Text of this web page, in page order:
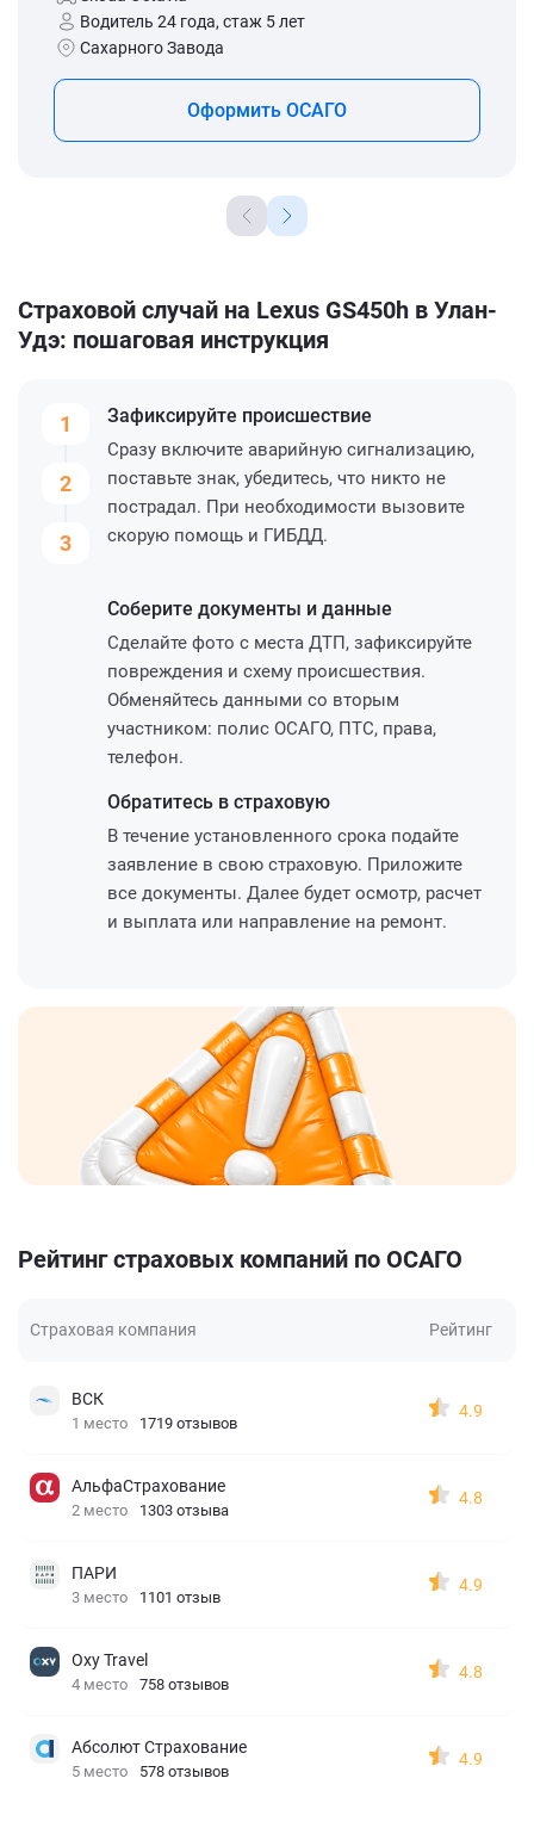
Водитель 24 года, стаж 5 лет
Сахарного Завода
Оформить ОСАГО
Страховой случай на Lexus GS450h в Улан-
Удэ: пошаговая инструкция
1
2
3
Зафиксируйте происшествие
Сразу включите аварийную сигнализацию,
поставьте знак, убедитесь, что никто не
пострадал. При необходимости вызовите
скорую помощь и ГИБДД.
Соберите документы и данные
Сделайте фото с места ДТП, зафиксируйте
повреждения и схему происшествия.
Обменяйтесь данными со вторым
участником: полис ОСАГО, ПТС, права,
телефон.
Обратитесь в страховую
В течение установленного срока подайте
заявление в свою страховую. Приложите
все документы. Далее будет осмотр, расчет
и выплата или направление на ремонт.
Рейтинг страховых компаний по ОСАГО
Страховая компания Рейтинг
ВСК
1 место 1719 отзывов
4.9
АльфаСтрахование
2 место 1303 отзыва
4.8
ПАРИ
3 место 1101 отзыв
4.9
Oxy Travel
4 место 758 отзывов
4.8
Абсолют Страхование
5 место 578 отзывов
4.9